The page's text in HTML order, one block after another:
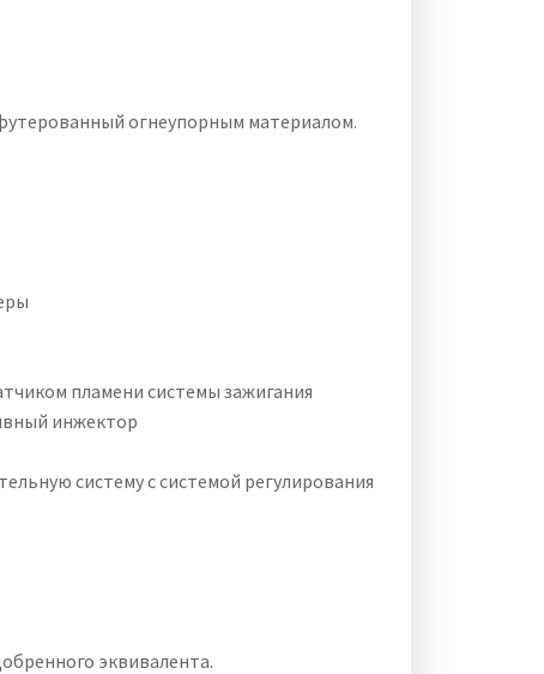
огнеупорным материалом.
пламени системы зажигания
инжектор
систему с системой регулирования
эквивалента.